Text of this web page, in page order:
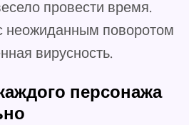
провести время.
неожиданным поворотом
вирусность.
персонажа